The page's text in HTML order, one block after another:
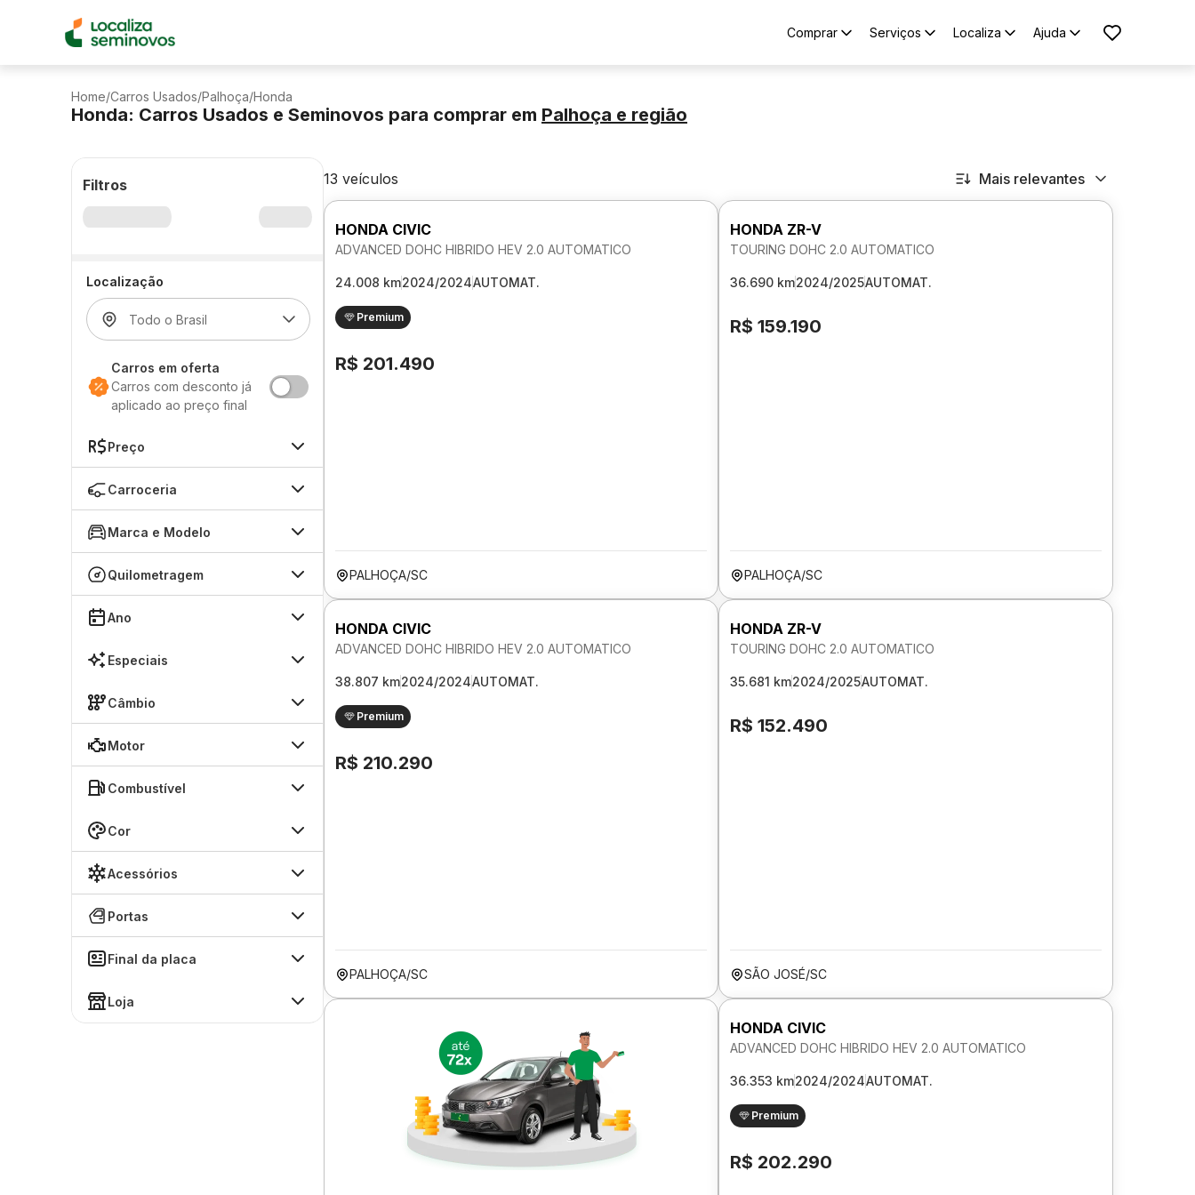
Comprar Serviços Localiza Ajuda
Home/Carros Usados/Palhoça/Honda
Honda: Carros Usados e Seminovos para comprar em Palhoça e região
Filtros
Localização
Carros em oferta
Carros com desconto já
aplicado ao preço final
Preço
Carroceria
Marca e Modelo
Quilometragem
Ano
Especiais
Câmbio
Motor
Combustível
Cor
Acessórios
Portas
Final da placa
Loja
13 veículos Mais relevantes
HONDA CIVIC
ADVANCED DOHC HIBRIDO HEV 2.0 AUTOMATICO
24.008 km2024/2024AUTOMAT.
Premium
R$ 201.490
PALHOÇA/SC
HONDA ZR-V
TOURING DOHC 2.0 AUTOMATICO
36.690 km2024/2025AUTOMAT.
R$ 159.190
PALHOÇA/SC
HONDA CIVIC
ADVANCED DOHC HIBRIDO HEV 2.0 AUTOMATICO
38.807 km2024/2024AUTOMAT.
Premium
R$ 210.290
PALHOÇA/SC
HONDA ZR-V
TOURING DOHC 2.0 AUTOMATICO
35.681 km2024/2025AUTOMAT.
R$ 152.490
SÃO JOSÉ/SC
HONDA CIVIC
ADVANCED DOHC HIBRIDO HEV 2.0 AUTOMATICO
36.353 km2024/2024AUTOMAT.
Premium
R$ 202.290